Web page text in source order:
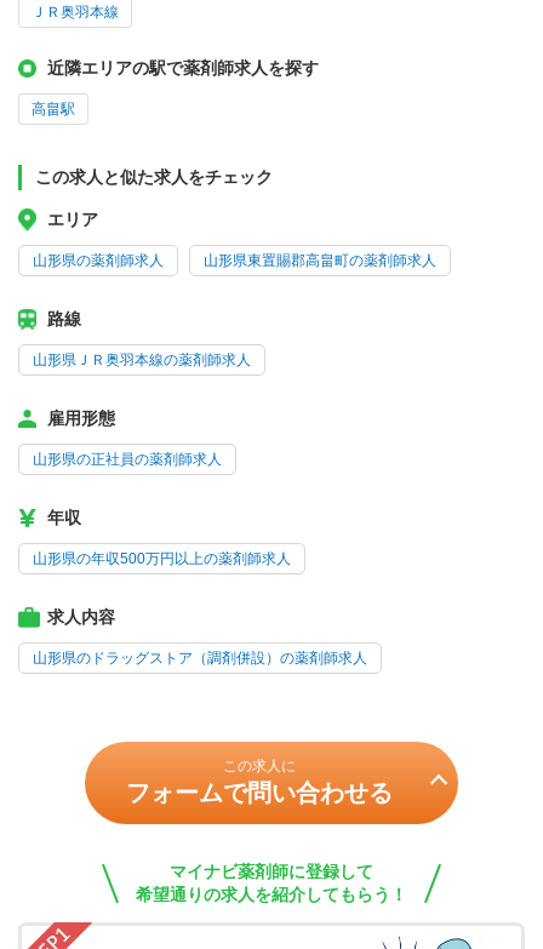
ＪＲ奥羽本線
近隣エリアの駅で薬剤師求人を探す
高畠駅
この求人と似た求人をチェック
エリア
山形県の薬剤師求人 山形県東置賜郡高畠町の薬剤師求人
路線
山形県ＪＲ奥羽本線の薬剤師求人
雇用形態
山形県の正社員の薬剤師求人
年収
山形県の年収500万円以上の薬剤師求人
求人内容
山形県のドラッグストア（調剤併設）の薬剤師求人
この求人に
フォームで問い合わせる
マイナビ薬剤師に登録して
希望通りの求人を紹介してもらう！